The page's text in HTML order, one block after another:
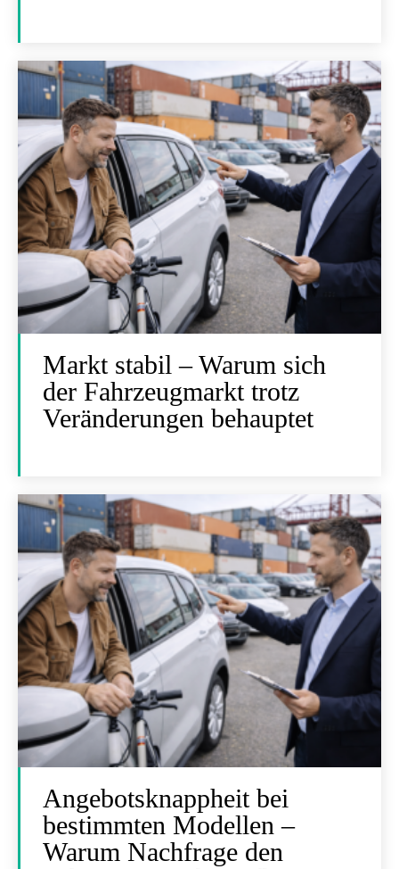
Markt stabil – Warum sich
der Fahrzeugmarkt trotz
Veränderungen behauptet
Angebotsknappheit bei
bestimmten Modellen –
Warum Nachfrage den